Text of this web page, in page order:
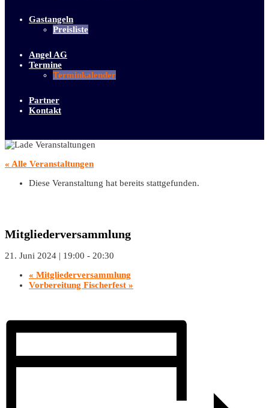
Gastangeln
Preisliste
Angel AG
Termine
Terminkalender
Partner
Kontakt
« Alle Veranstaltungen
Diese Veranstaltung hat bereits stattgefunden.
Mitgliederversammlung
21. Juni 2024 | 19:00 - 20:30
« Mitgliederversammlung
Vorbereitung Fischerfest »